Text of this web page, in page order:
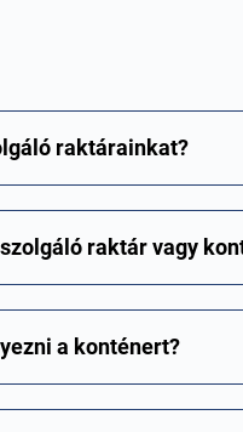
raktárainkat?
raktár vagy
a konténert?